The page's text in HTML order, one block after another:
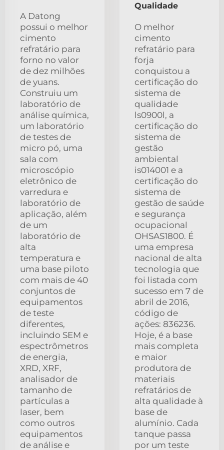
A Datong
possui o melhor
cimento
refratário para
forno no valor
de dez milhões
de yuans.
Construiu um
laboratório de
análise química,
um laboratório
de testes de
micro pó, uma
sala com
microscópio
eletrônico de
varredura e
laboratório de
aplicação, além
de um
laboratório de
alta
temperatura e
uma base piloto
com mais de 40
conjuntos de
equipamentos
de teste
diferentes,
incluindo SEM e
espectrômetros
de energia,
XRD, XRF,
analisador de
tamanho de
partículas a
laser, bem
como outros
equipamentos
de análise e
Qualidade
O melhor
cimento
refratário para
forja
conquistou a
certificação do
sistema de
qualidade
ls0900l, a
certificação do
sistema de
gestão
ambiental
is014001 e a
certificação do
sistema de
gestão de saúde
e segurança
ocupacional
OHSAS1800. É
uma empresa
nacional de alta
tecnologia que
foi listada com
sucesso em 7 de
abril de 2016,
código de
ações: 836236.
Hoje, é a base
mais completa
e maior
produtora de
materiais
refratários de
alta qualidade à
base de
alumínio. Cada
tanque passa
por um teste